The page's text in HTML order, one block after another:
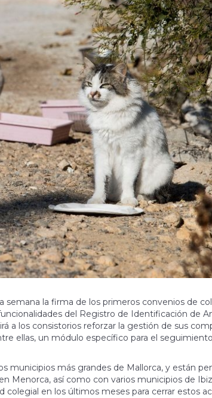
semana la firma de los primeros convenios de
del Registro de Identificación de
a los consistorios reforzar la gestión de sus
ellas, un módulo específico para el
municipios más grandes de Mallorca, y están
Menorca, así como con varios municipios de
en los últimos meses para cerrar estos